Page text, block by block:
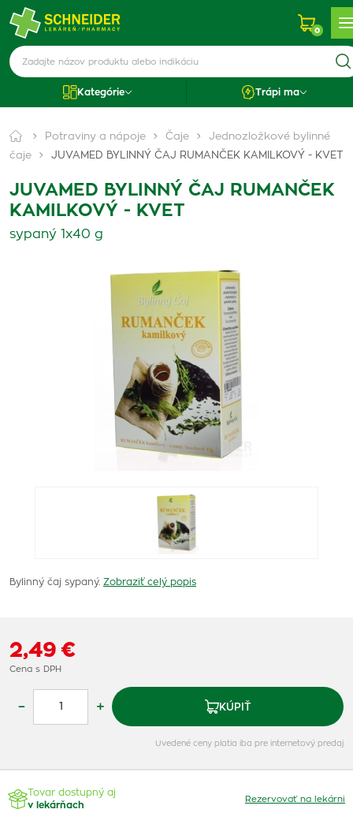
0
Kategórie Trápi ma
Potraviny a nápoje Čaje
Jednozložkové bylinné
čaje
JUVAMED BYLINNÝ ČAJ RUMANČEK KAMILKOVÝ - KVET
JUVAMED BYLINNÝ ČAJ RUMANČEK
KAMILKOVÝ - KVET
sypaný 1x40 g
Bylinný čaj sypaný. Zobraziť celý popis
2,49 €
Cena s DPH
– + KÚPIŤ
Uvedené ceny platia iba pre internetový predaj
Tovar dostupný aj
v lekárňach
Rezervovať na lekárni